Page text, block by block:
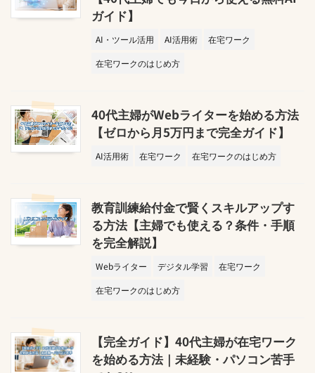
ガイド】
AI・ツール活用 AI活用術
在宅ワーク
在宅ワークのはじめ方
40代主婦がWebライターを始める方法
【ゼロから月5万円まで完全ガイド】
AI活用術 在宅ワーク 在宅ワークのはじめ方
教育訓練給付金で賢くスキルアップす
る方法【主婦でも使える？条件・手順
を完全解説】
Webライター デジタル学習
在宅ワーク
在宅ワークのはじめ方
【完全ガイド】40代主婦が在宅ワーク
を始める方法｜未経験・パソコン苦手